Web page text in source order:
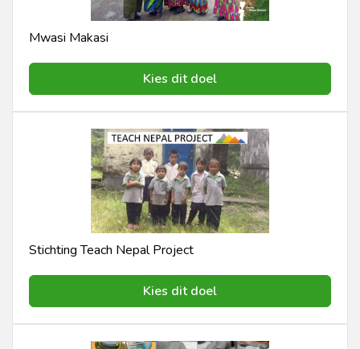
Mwasi Makasi
Kies dit doel
Stichting Teach Nepal Project
Kies dit doel